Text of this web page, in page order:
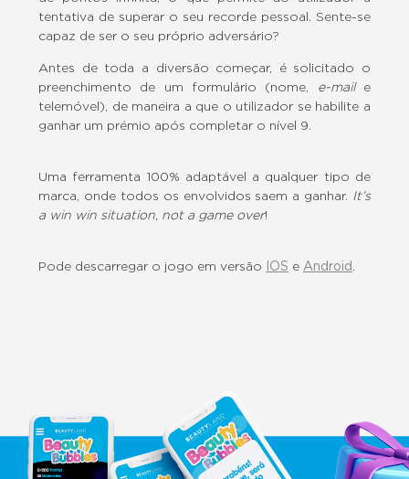
tentativa de superar o seu recorde pessoal. Sente-se
capaz de ser o seu próprio adversário?
Antes de toda a diversão começar, é solicitado o
preenchimento de um formulário (nome, e-maile
telemóvel), de maneira a que o utilizador se habilite a
ganhar um prémio após completar o nível 9.
Uma ferramenta 100% adaptável a qualquer tipo de
marca, onde todos os envolvidos saem a ganhar. It’s
a win win situation, not a game over!
Pode descarregar o jogo em versão IOS e Android .